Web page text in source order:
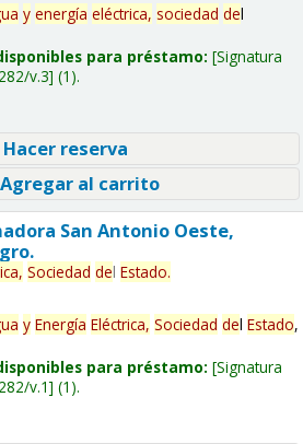
y energía eléctrica, sociedad del
para préstamo: Signatura
v.3 (1).
reserva
al carrito
San Antonio Oeste,
Sociedad del Estado.
y Energía Eléctrica, Sociedad del Estado,
para préstamo: Signatura
v.1 (1).